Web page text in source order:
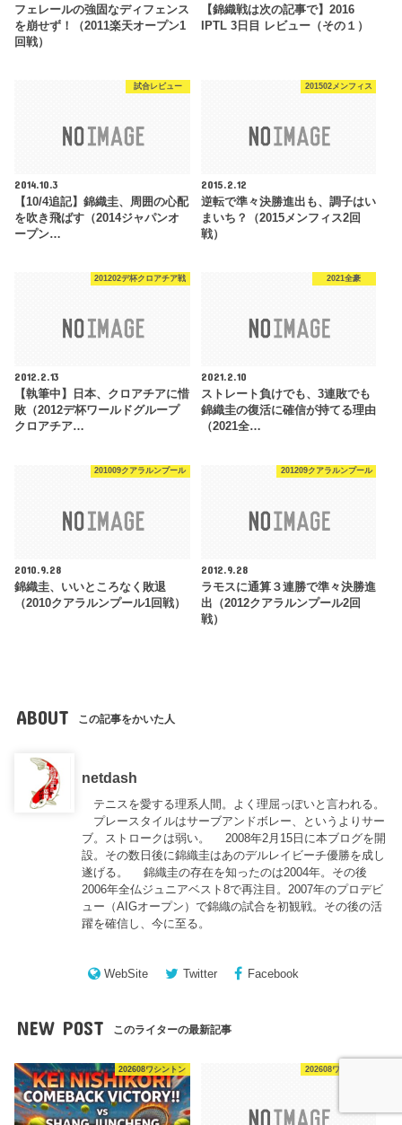
フェレールの強固なディフェンス
を崩せず！（2011楽天オープン1
回戦）
【錦織戦は次の記事で】2016
IPTL 3日目 レビュー（その１）
試合レビュー
2014.10.3
【10/4追記】錦織圭、周囲の心配
を吹き飛ばす（2014ジャパンオ
ープン…
201502メンフィス
2015.2.12
逆転で準々決勝進出も、調子はい
まいち？（2015メンフィス2回
戦）
201202デ杯クロアチア戦
2012.2.13
【執筆中】日本、クロアチアに惜
敗（2012デ杯ワールドグループ
クロアチア…
2021全豪
2021.2.10
ストレート負けでも、3連敗でも
錦織圭の復活に確信が持てる理由
（2021全…
201009クアラルンプール
2010.9.28
錦織圭、いいところなく敗退
（2010クアラルンプール1回戦）
201209クアラルンプール
2012.9.28
ラモスに通算３連勝で準々決勝進
出（2012クアラルンプール2回
戦）
ABOUT この記事をかいた人
netdash
テニスを愛する理系人間。よく理屈っぽいと言われる。
プレースタイルはサーブアンドボレー、というよりサー
ブ。ストロークは弱い。 2008年2月15日に本ブログを開
設。その数日後に錦織圭はあのデルレイビーチ優勝を成し
遂げる。 錦織圭の存在を知ったのは2004年。その後
2006年全仏ジュニアベスト8で再注目。2007年のプロデビ
ュー（AIGオープン）で錦織の試合を初観戦。その後の活
躍を確信し、今に至る。
WebSite Twitter Facebook
NEW POST このライターの最新記事
202608ワシントン 202608ワシントン